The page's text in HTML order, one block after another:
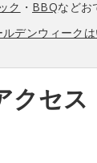
ク ・ BBQなどお
デンウィーク
クセス